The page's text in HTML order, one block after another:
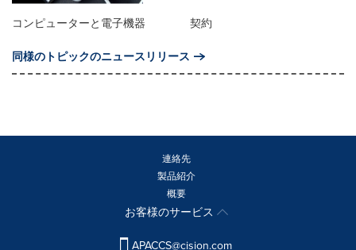
コンピューターと電子機器 契約
同様のトピックのニュースリリース
連絡先
製品紹介
概要
お客様のサービス
APACCS@cision.com